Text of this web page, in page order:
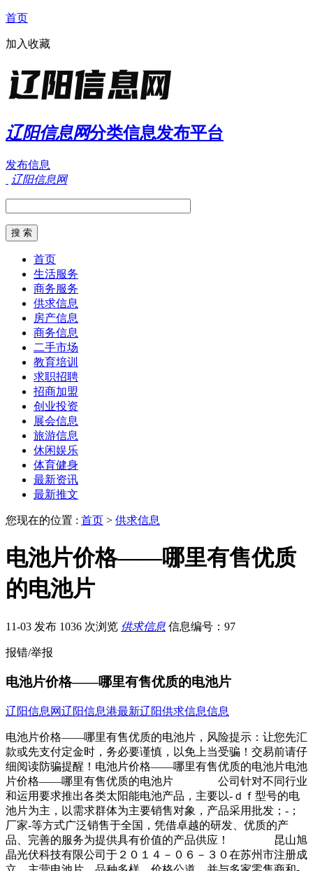
首页
加入收藏
辽阳信息网分类信息发布平台
发布信息
辽阳信息网
首页
生活服务
商务服务
供求信息
房产信息
商务信息
二手市场
教育培训
求职招聘
招商加盟
创业投资
展会信息
旅游信息
休闲娱乐
体育健身
最新资讯
最新推文
您现在的位置 : 首页 > 供求信息
电池片价格——哪里有售优质
的电池片
11-03 发布 1036 次浏览 供求信息 信息编号：97
报错/举报
电池片价格——哪里有售优质的电池片
辽阳信息网辽阳信息港最新辽阳供求信息信息
电池片价格——哪里有售优质的电池片，风险提示：让您先汇
款或先支付定金时，务必要谨慎，以免上当受骗！交易前请仔
细阅读防骗提醒！电池片价格——哪里有售优质的电池片电池
片价格——哪里有售优质的电池片 公司针对不同行业
和运用要求推出各类太阳能电池产品，主要以-ｄｆ型号的电
池片为主，以需求群体为主要销售对象，产品采用批发；-；
厂家-等方式广泛销售于全国，凭借卓越的研发、优质的产
品、完善的服务为提供具有价值的产品供应！ 昆山旭
晶光伏科技有限公司于２０１４－０６－３０在苏州市注册成